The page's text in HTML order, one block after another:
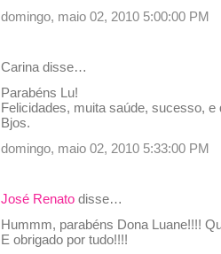
domingo, maio 02, 2010 5:00:00 PM
Carina disse…
Parabéns Lu!
Felicidades, muita saúde, sucesso,
Bjos.
domingo, maio 02, 2010 5:33:00 PM
José Renato disse…
Hummm, parabéns Dona Luane!!!!
E obrigado por tudo!!!!